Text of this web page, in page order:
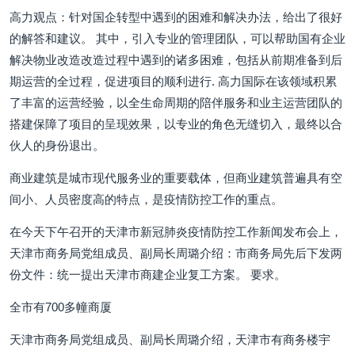
高力观点：针对国企转型中遇到的困难和解决办法，给出了很好
的解答和建议。 其中，引入专业的管理团队，可以帮助国有企业
解决物业改造改造过程中遇到的诸多困难，包括从前期准备到后
期运营的全过程，促进项目的顺利进行. 高力国际在该领域积累
了丰富的运营经验，以全生命周期的陪伴服务和业主运营团队的
搭建保障了项目的呈现效果，以专业的角色无缝切入，最终以合
伙人的身份退出。
商业建筑是城市现代服务业的重要载体，但商业建筑普遍具有空
间小、人员密度高的特点，是疫情防控工作的重点。
在今天下午召开的天津市新冠肺炎疫情防控工作新闻发布会上，
天津市商务局党组成员、副局长周璐介绍：市商务局先后下发两
份文件：统一提出天津市商建企业复工方案。 要求。
全市有700多幢商厦
天津市商务局党组成员、副局长周璐介绍，天津市有商务楼宇